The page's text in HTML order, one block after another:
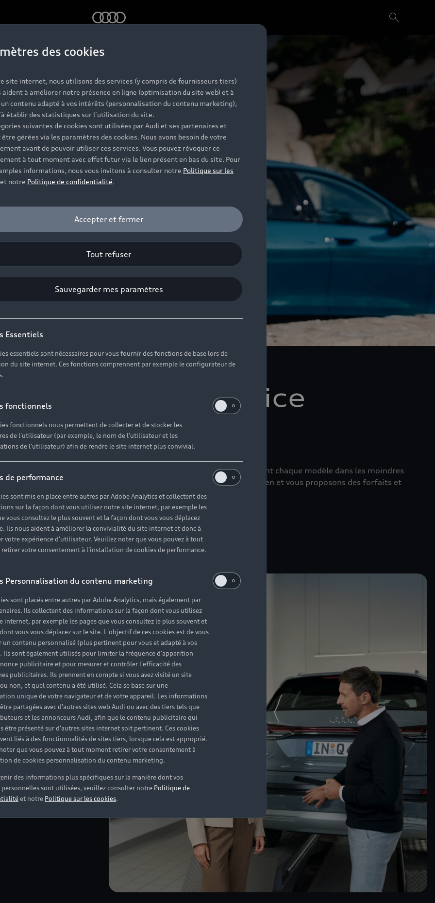
des cookies
site internet, nous utilisons des services (y compris de fournisseurs tiers)
aident à améliorer notre présence en ligne (optimisation du site web) et à
contenu adapté à vos intérêts (personnalisation du contenu marketing),
établir des statistiques sur l’utilisation du site.
suivantes de cookies sont utilisées par Audi et ses partenaires et
être gérées via les paramètres des cookies. Nous avons besoin de votre
avant de pouvoir utiliser ces services. Vous pouvez révoquer ce
à tout moment avec effet futur via le lien présent en bas du site. Pour
informations, nous vous invitons à consulter notre Politique sur les
et notre Politique de confidentialité.
Accepter et fermer
Tout refuser
Sauvegarder mes paramètres
Essentiels
essentiels sont nécessaires pour vous fournir des fonctions de base lors de
du site internet. Ces fonctions comprennent par exemple le configurateur de
fonctionnels
fonctionnels nous permettent de collecter et de stocker les
de l'utilisateur (par exemple, le nom de l'utilisateur et les
de l'utilisateur) afin de rendre le site internet plus convivial.
de performance
sont mis en place entre autres par Adobe Analytics et collectent des
sur la façon dont vous utilisez notre site internet, par exemple les
vous consultez le plus souvent et la façon dont vous vous déplacez
Ils nous aident à améliorer la convivialité du site internet et donc à
votre expérience d'utilisateur. Veuillez noter que vous pouvez à tout
votre consentement à l'installation de cookies de performance.
Personnalisation du contenu marketing
sont placés entre autres par Adobe Analytics, mais également par
Ils collectent des informations sur la façon dont vous utilisez
internet, par exemple les pages que vous consultez le plus souvent et
vous vous déplacez sur le site. L'objectif de ces cookies est de vous
un contenu personnalisé (plus pertinent pour vous et adapté à vos
Ils sont également utilisés pour limiter la fréquence d'apparition
publicitaire et pour mesurer et contrôler l'efficacité des
publicitaires. Ils prennent en compte si vous avez visité un site
non, et quel contenu a été utilisé. Cela se base sur une
unique de votre navigateur et de votre appareil. Les informations
partagées avec d'autres sites web Audi ou avec des tiers tels que
et les annonceurs Audi, afin que le contenu publicitaire qui
être présenté sur d'autres sites internet soit pertinent. Ces cookies
liés à des fonctionnalités de sites tiers, lorsque cela est approprié.
que vous pouvez à tout moment retirer votre consentement à
de cookies personnalisation du contenu marketing.
des informations plus spécifiques sur la manière dont vos
personnelles sont utilisées, veuillez consulter notre Politique de
et notre Politique sur les cookies.
au service
de votre Audi
la sécurité et la valeur de votre véhicule. Nos experts connaissent chaque modèle dans les moindres
Nous vous accompagnons tout au long de votre parcours d’entretien et vous proposons des forfaits et
services sur-mesure.